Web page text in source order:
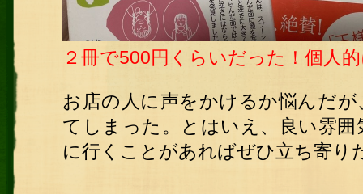
２冊で500円くらいだった！個人
お店の人に声をかけるか悩んだ
てしまった。とはいえ、良い雰
に行くことがあればぜひ立ち寄り